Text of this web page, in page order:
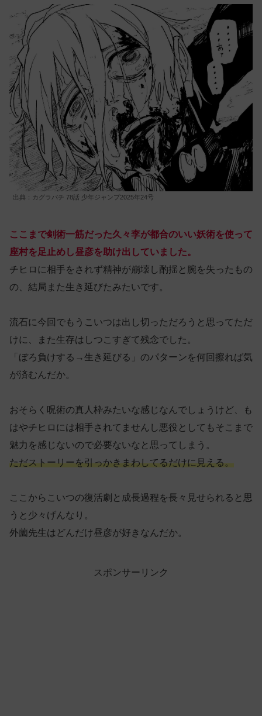
出典：カグラバチ 78話 少年ジャンプ2025年24号
ここまで剣術一筋だった久々李が都合のいい妖術を使って
座村を足止めし昼彦を助け出していました。
チヒロに相手をされず精神が崩壊し酌揺と腕を失ったもの
の、結局また生き延びたみたいです。
流石に今回でもうこいつは出し切っただろうと思ってただ
けに、また生存はしつこすぎて残念でした。
「ぼろ負けする→生き延びる」のパターンを何回擦れば気
が済むんだか。
おそらく呪術の真人枠みたいな感じなんでしょうけど、も
はやチヒロには相手されてませんし悪役としてもそこまで
魅力を感じないので必要ないなと思ってしまう。
ただストーリーを引っかきまわしてるだけに見える。
ここからこいつの復活劇と成長過程を長々見せられると思
うと少々げんなり。
外薗先生はどんだけ昼彦が好きなんだか。
スポンサーリンク